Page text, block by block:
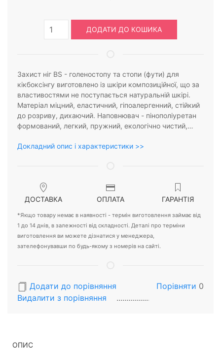
ДОДАТИ ДО КОШИКА
Захист ніг BS - голеностопу та стопи (фути) для
кікбоксінгу виготовлено із шкіри композиційної, що за
властивостями не поступається натуральній шкірі.
Матеріал міцний, еластичний, гіпоалергенний, стійкий
до розриву, дихаючий. Наповнювач - пінополіуретан
формований, легкий, пружний, екологічно чистий,…
Докладний опис і характеристики >>
ДОСТАВКА ОПЛАТА ГАРАНТІЯ
*Якщо товару немає в наявності - термін виготовлення займає від
1 до 14 днів, в залежності від складності. Деталі про терміни
виготовлення ви можете дізнатися у менеджера,
зателефонувавши по будь-якому з номерів на сайті.
Додати до порівняння
Видалити з порiвняння
Порівняти 0
ОПИС